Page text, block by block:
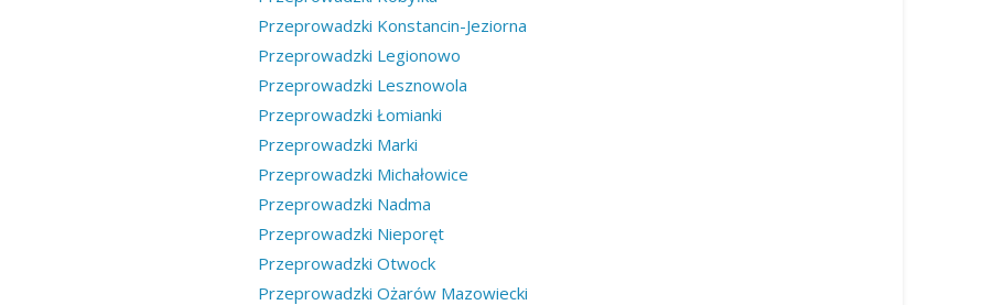
Przeprowadzki Konstancin-Jeziorna
Przeprowadzki Legionowo
Przeprowadzki Lesznowola
Przeprowadzki Łomianki
Przeprowadzki Marki
Przeprowadzki Michałowice
Przeprowadzki Nadma
Przeprowadzki Nieporęt
Przeprowadzki Otwock
Przeprowadzki Ożarów Mazowiecki